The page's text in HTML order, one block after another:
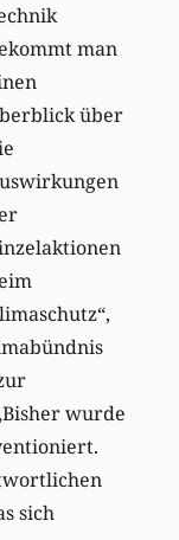
man
über
wurde
sich